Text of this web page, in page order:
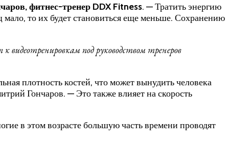
фитнес-тренер DDX Fitness. — Тратить энергию
то их будет становиться еще меньше. Сохранению
видеотренировкам под руководством тренеров
плотность костей, что может вынудить человека
Гончаров. — Это также влияет на скорость
в этом возрасте большую часть времени проводят